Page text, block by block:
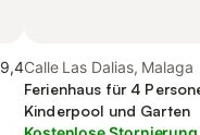
9,4Calle Las Dalias, Malaga
Ferienhaus für 4
Kinderpool und Garten